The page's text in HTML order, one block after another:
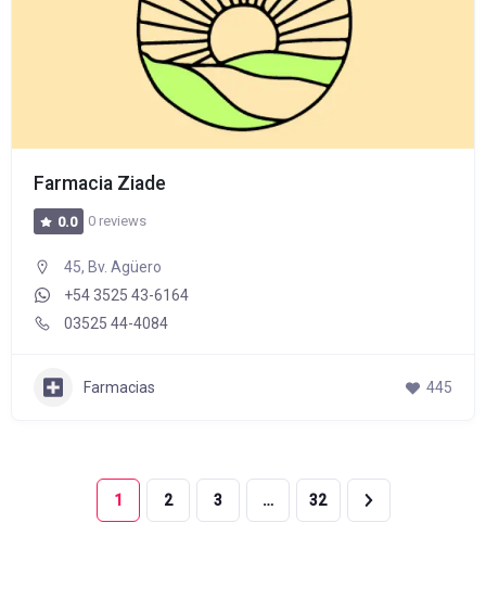
Farmacia Ziade
0.0 0 reviews
45, Bv. Agüero
+54 3525 43-6164
03525 44-4084
Farmacias 445
1 2 3 … 32